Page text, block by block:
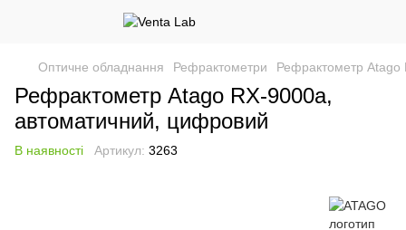
Оптичне обладнання Рефрактометри Рефрактометр Atago
Рефрактометр Atago RX-9000a,
автоматичний, цифровий
В наявності Артикул: 3263